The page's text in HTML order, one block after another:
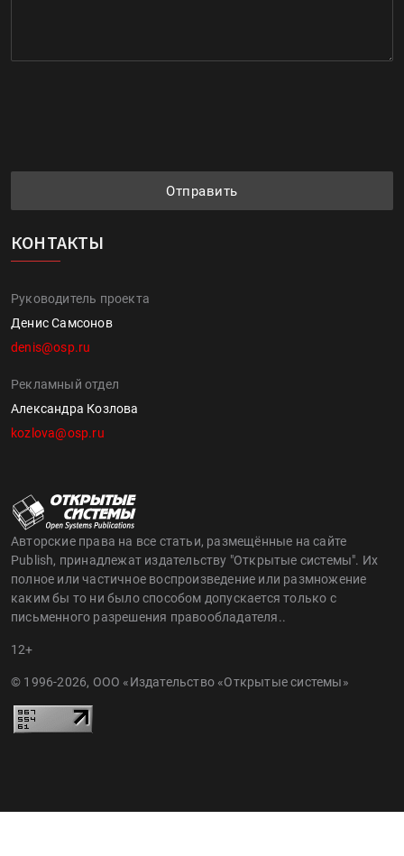
Отправить
КОНТАКТЫ
Руководитель проекта
Денис Самсонов
denis@osp.ru
Рекламный отдел
Александра Козлова
kozlova@osp.ru
Авторские права на все статьи, размещённые на сайте
Publish, принадлежат издательству "Открытые системы". Их
полное или частичное воспроизведение или размножение
каким бы то ни было способом допускается только с
письменного разрешения правообладателя..
12+
© 1996-2026, ООО «Издательство «Открытые системы»